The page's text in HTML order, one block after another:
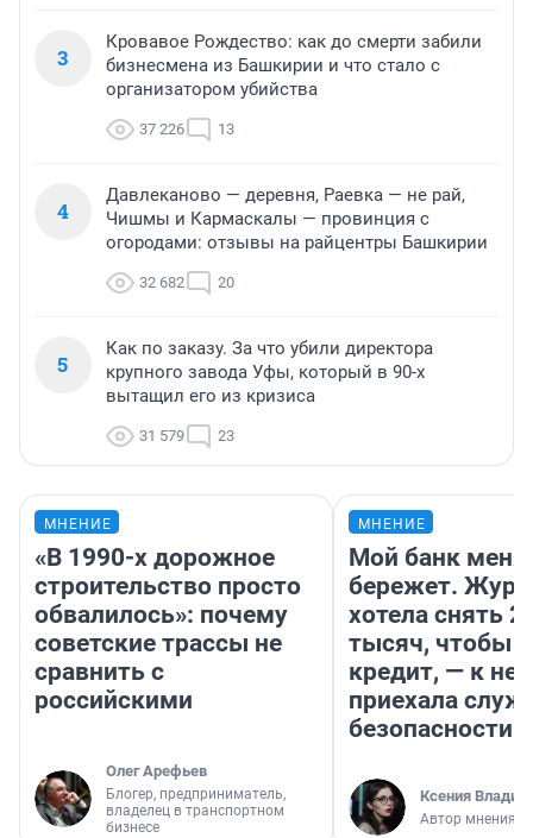
3
Кровавое Рождество: как до смерти забили
бизнесмена из Башкирии и что стало с
организатором убийства
37 226 13
4
Давлеканово — деревня, Раевка — не рай,
Чишмы и Кармаскалы — провинция с
огородами: отзывы на райцентры Башкирии
32 682 20
5
Как по заказу. За что убили директора
крупного завода Уфы, который в 90-х
вытащил его из кризиса
31 579 23
МНЕНИЕ
«В 1990-х дорожное
строительство просто
обвалилось»: почему
советские трассы не
сравнить с
российскими
Олег Арефьев
Блогер, предприниматель,
владелец в транспортном
бизнесе
МНЕНИЕ
Мой банк меня
бережет.
хотела снять
тысяч, чтобы
кредит, — к
приехала
безопасности
Ксения
Автор мнения